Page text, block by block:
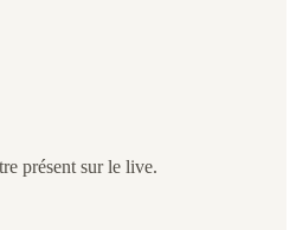
présent sur le live.